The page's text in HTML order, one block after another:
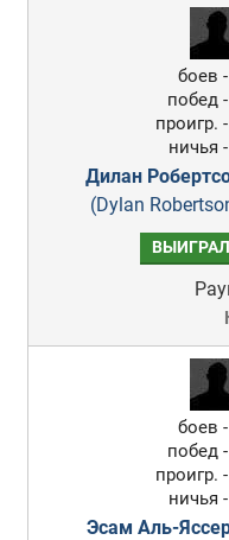
боев
побед
проигр.
ничья
Дилан
(Dylan
ВЫИГРАЛ
боев
побед
проигр.
ничья
Эсам Аль-